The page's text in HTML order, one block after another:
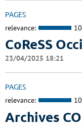
PAGES
relevance:
CoReSS
23/04/2025 18:21
PAGES
relevance:
Archives